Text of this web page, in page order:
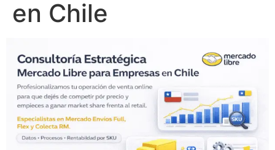
en Chile